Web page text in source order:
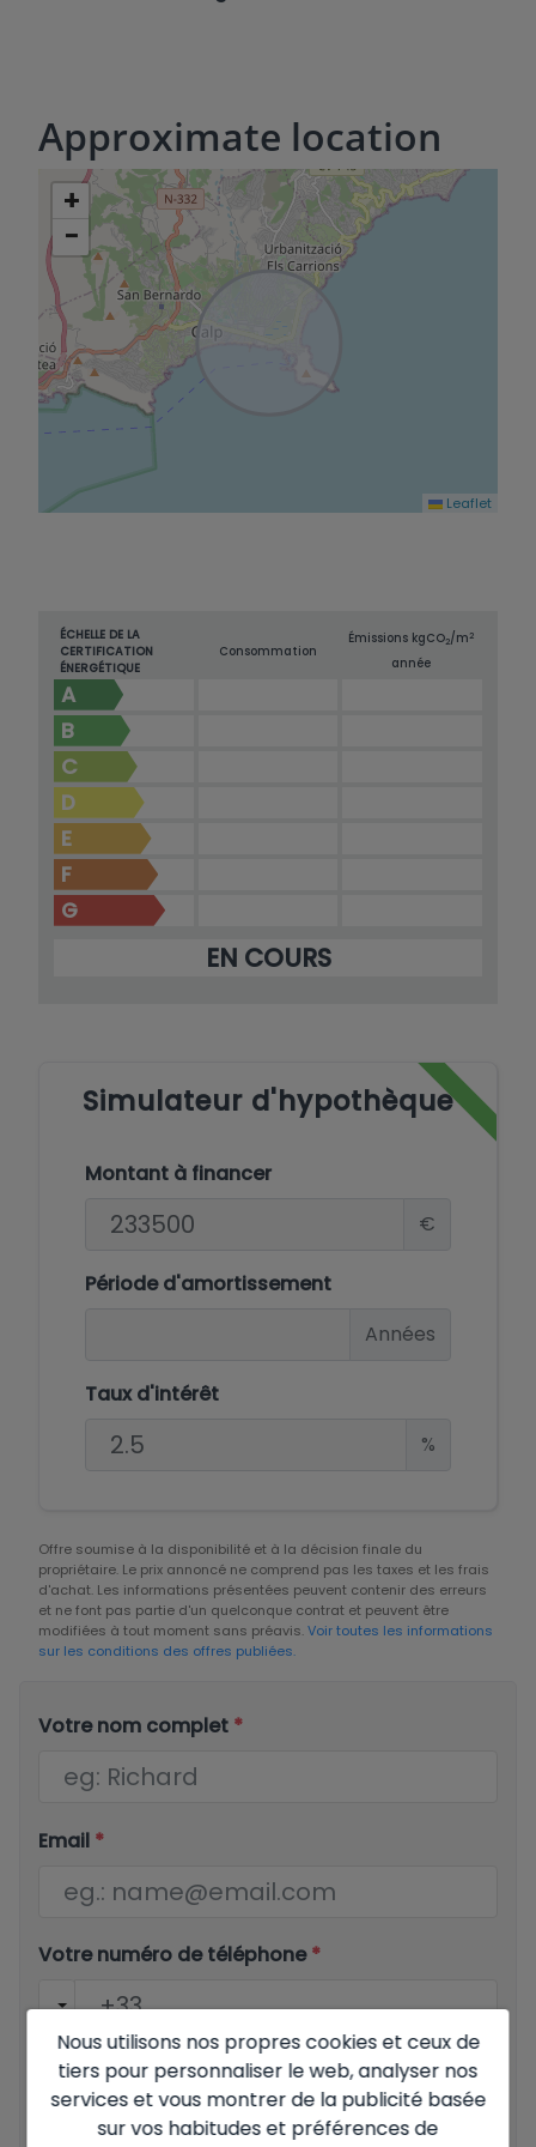
Approximate location
+
−
Leaflet
ÉCHELLE DE LA
CERTIFICATION
ÉNERGÉTIQUE
Consommation
Émissions kgCO2/m2
année
A
B
C
D
E
F
G
EN COURS
Simulateur d'hypothèque
Montant à financer
€
Période d'amortissement
Années
Taux d'intérêt
%
Offre soumise à la disponibilité et à la décision finale du
propriétaire. Le prix annoncé ne comprend pas les taxes et les frais
d'achat. Les informations présentées peuvent contenir des erreurs
et ne font pas partie d'un quelconque contrat et peuvent être
modifiées à tout moment sans préavis.Voir toutes les informations
sur les conditions des offres publiées.
Votre nom complet *
Email *
Votre numéro de téléphone*
Votre message
Nous utilisons nos propres cookies et ceux de
tiers pour personnaliser le web, analyser nos
services et vous montrer de la publicité basée
sur vos habitudes et préférences de